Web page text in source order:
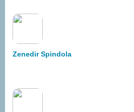
Zenedir Spindola